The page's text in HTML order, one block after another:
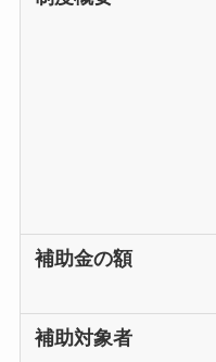
補助金の額
補助対象者